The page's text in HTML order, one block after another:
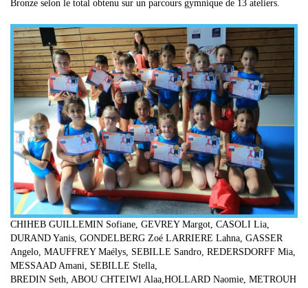
Bronze selon le total obtenu sur un parcours gymnique de 13 ateliers.
CHIHEB GUILLEMIN Sofiane, GEVREY Margot, CASOLI Lia,
DURAND Yanis, GONDELBERG Zoé LARRIERE Lahna, GASSER
Angelo, MAUFFREY Maélys, SEBILLE Sandro, REDERSDORFF Mia,
MESSAAD Amani, SEBILLE Stella,
BREDIN Seth, ABOU CHTEIWI Alaa,HOLLARD Naomie, METROUH